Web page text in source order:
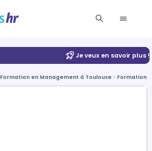
Je veux en savoir plus !
Formation en Management à Toulouse Formation